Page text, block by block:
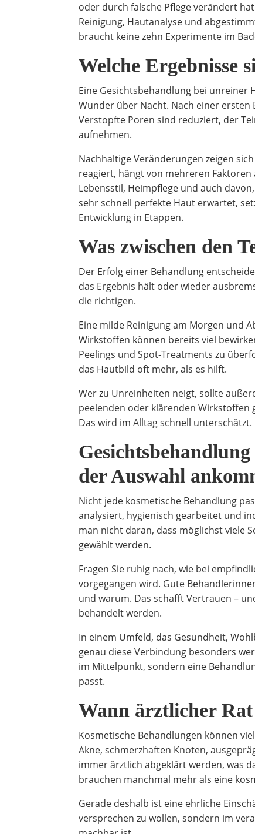
oder durch falsche Pflege verändert
Reinigung, Hautanalyse und
braucht keine zehn Experimente im
Welche Ergebnisse
Eine Gesichtsbehandlung bei unreiner
Wunder über Nacht. Nach einer
Verstopfte Poren sind reduziert, der
aufnehmen.
Nachhaltige Veränderungen zeigen
reagiert, hängt von mehreren
Lebensstil, Heimpflege und auch
sehr schnell perfekte Haut erwartet,
Entwicklung in Etappen.
Was zwischen den
Der Erfolg einer Behandlung
das Ergebnis hält oder wieder
die richtigen.
Eine milde Reinigung am Morgen und
Wirkstoffen können bereits viel
Peelings und Spot-Treatments zu
das Hautbild oft mehr, als es hilft.
Wer zu Unreinheiten neigt, sollte
peelenden oder klärenden
Das wird im Alltag schnell unterschätzt.
der Auswahl
Nicht jede kosmetische Behandlung
analysiert, hygienisch gearbeitet und
man nicht daran, dass möglichst viele
gewählt werden.
Fragen Sie ruhig nach, wie bei
vorgegangen wird. Gute
und warum. Das schafft Vertrauen –
behandelt werden.
In einem Umfeld, das Gesundheit,
genau diese Verbindung besonders
im Mittelpunkt, sondern eine
passt.
Wann ärztlicher
Kosmetische Behandlungen können
Akne, schmerzhaften Knoten,
immer ärztlich abgeklärt werden, was
brauchen manchmal mehr als eine
Gerade deshalb ist eine ehrliche
versprechen zu wollen, sondern im